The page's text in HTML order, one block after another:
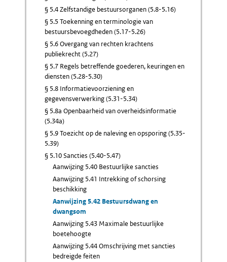
§ 5.4 Zelfstandige bestuursorganen (5.8-5.16)
§ 5.5 Toekenning en terminologie van
bestuursbevoegdheden (5.17-5.26)
§ 5.6 Overgang van rechten krachtens
publiekrecht (5.27)
§ 5.7 Regels betreffende goederen, keuringen en
diensten (5.28-5.30)
§ 5.8 Informatievoorziening en
gegevensverwerking (5.31-5.34)
§ 5.8a Openbaarheid van overheidsinformatie
(5.34a)
§ 5.9 Toezicht op de naleving en opsporing (5.35-
5.39)
§ 5.10 Sancties (5.40-5.47)
Aanwijzing 5.40 Bestuurlijke sancties
Aanwijzing 5.41 Intrekking of schorsing
beschikking
Aanwijzing 5.42 Bestuursdwang en
dwangsom
Aanwijzing 5.43 Maximale bestuurlijke
boetehoogte
Aanwijzing 5.44 Omschrijving met sancties
bedreigde feiten